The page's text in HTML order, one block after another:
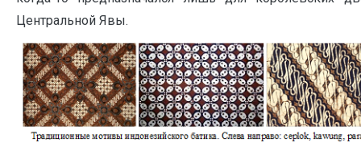
Центральной Явы.